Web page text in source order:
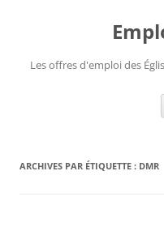
Les offres d'emploi des
ARCHIVES PAR ÉTIQUETTE : DMR